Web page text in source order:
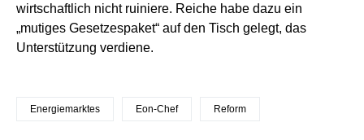
wirtschaftlich nicht ruiniere. Reiche habe dazu ein
„mutiges Gesetzespaket“ auf den Tisch gelegt, das
Unterstützung verdiene.
Energiemarktes Eon-Chef Reform